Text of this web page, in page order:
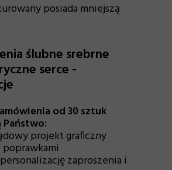
posiada mniejszą
ślubne srebrne
serce -
od 30 sztuk
projekt graficzny
zaproszenia i